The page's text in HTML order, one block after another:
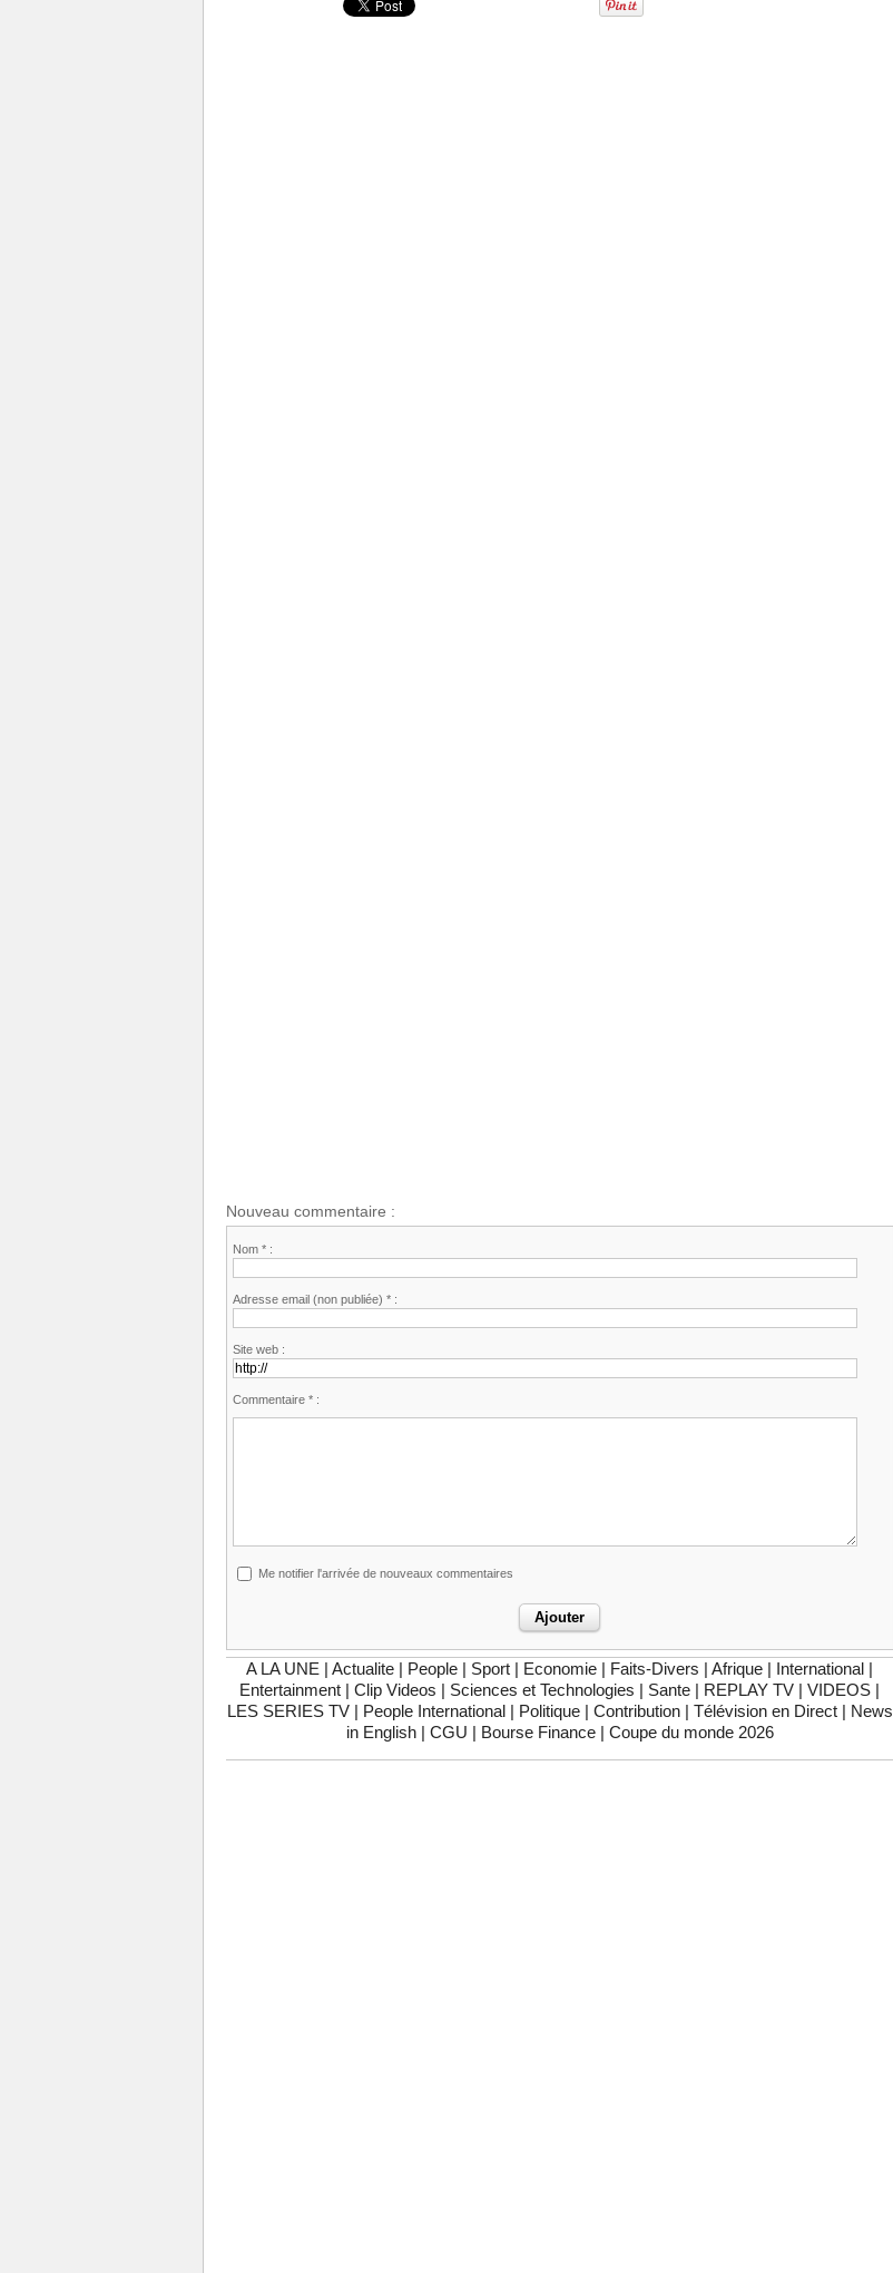
Nouveau commentaire :
Nom * :
Adresse email (non publiée) * :
Site web :
Commentaire * :
Me notifier l'arrivée de nouveaux commentaires
A LA UNE | Actualite | People | Sport | Economie | Faits-Divers | Afrique | International |
Entertainment | Clip Videos | Sciences et Technologies | Sante | REPLAY TV | VIDEOS |
LES SERIES TV | People International | Politique | Contribution | Télévision en Direct | News
in English | CGU | Bourse Finance | Coupe du monde 2026